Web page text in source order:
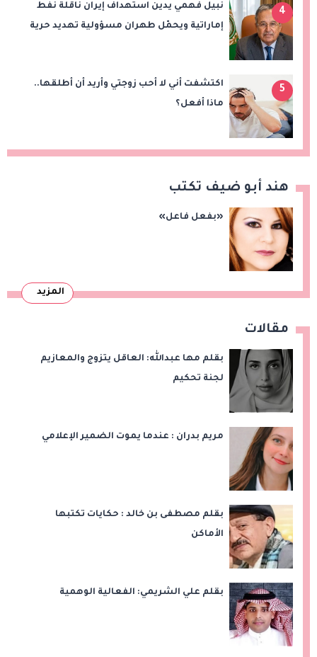
4
نبيل فهمي يدين استهداف إيران ناقلة نفط
إماراتية ويحمّل طهران مسؤولية تهديد حرية
5
اكتشفت أني لا أحب زوجتي وأريد أن أطلقها..
ماذا أفعل؟
هند أبو ضيف تكتب
«بفعل فاعل»
المزيد
مقالات
بقلم مها عبدالله: العاقل يتزوج والمعازيم
لجنة تحكيم
مريم بدران : عندما يموت الضمير الإعلامي
بقلم مصطفى بن خالد : حكايات تكتبها
الأماكن
بقلم علي الشريمي: الفعالية الوهمية